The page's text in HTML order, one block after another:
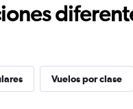
Vuelos por clase